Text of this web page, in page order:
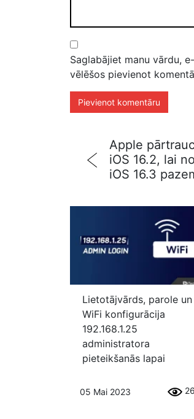
Saglabājiet manu vārdu,
vēlēšos pievienot
Apple
iOS 16.2, lai
iOS 16.3
Lietotājvārds, parole un
WiFi konfigurācija
192.168.1.25
administratora
pieteikšanās lapai
05 Mai 2023